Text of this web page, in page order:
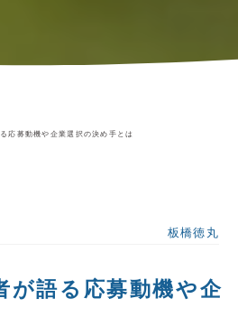
応募動機や企業選択の決め手とは
板橋徳丸
が語る応募動機や企